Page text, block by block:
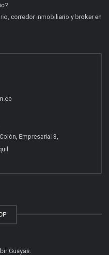
socio
propiedades
consulta.
corredor inmobiliario y broker en
Empresarial 3,
Guayas.